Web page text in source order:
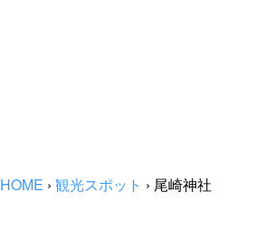
HOME › 観光スポット › 尾崎神社